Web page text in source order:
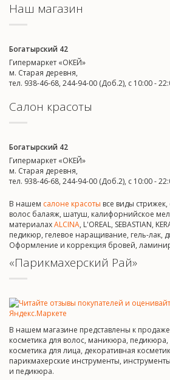
Наш магазин
Богатырский 42
Гипермаркет «ОКЕЙ»
м. Старая деревня,
тел. 938-46-68, 244-94-00 (Доб.2), c 10:00 -
Салон красоты
Богатырский 42
Гипермаркет «ОКЕЙ»
м. Старая деревня,
тел. 938-46-68, 244-94-00 (Доб.2), c 10:00 -
В нашем салоне красоты все виды
волос балаяж, шатуш, калифорнийское
материалахALCINA, L'OREAL, SEBASTIAN,
педикюр, гелевое наращивание, гель-лак,
Оформление и коррекция бровей,
«Парикмахерский Рай»
В нашем магазине представлены к
косметика для волос, маникюра,
косметика для лица, декоративная
парикмахерские инструменты,
и педикюра.